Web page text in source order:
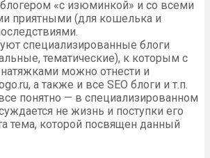
«с изюминкой» и со всеми
приятными (для кошелька и
специализированные блоги
тематические), к которым с
можно отнести и
а также и все SEO блоги и т.п.
понятно — в специализированном
не жизнь и поступки его
тема, которой посвящен данный